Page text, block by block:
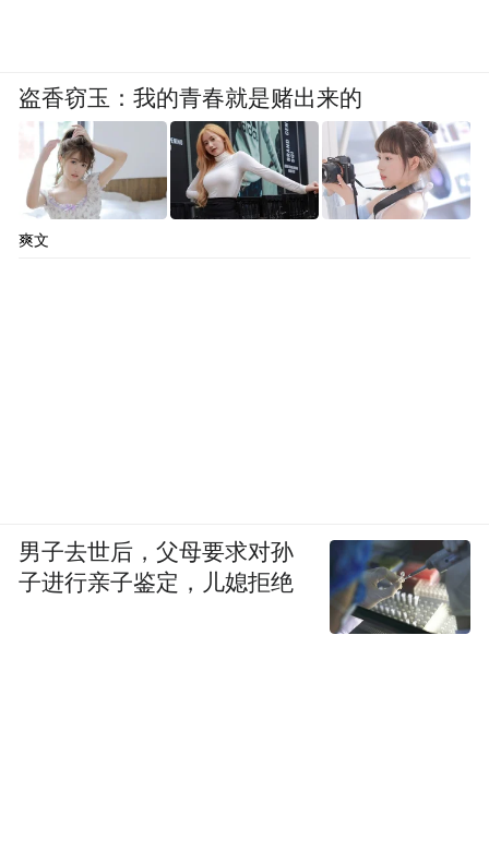
盗香窃玉：我的青春就是赌出来的
爽文
男子去世后，父母要求对孙
子进行亲子鉴定，儿媳拒绝